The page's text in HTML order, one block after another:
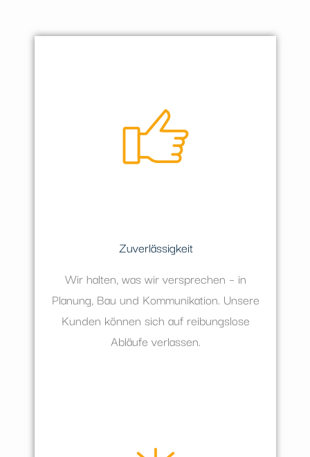
Zuverlässigkeit
Wir halten, was wir versprechen – in
Planung, Bau und Kommunikation. Unsere
Kunden können sich auf reibungslose
Abläufe verlassen.